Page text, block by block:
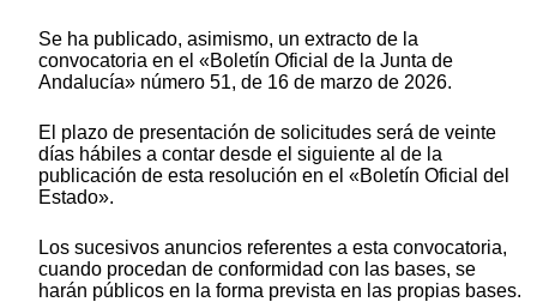
Se ha publicado, asimismo, un extracto de la
convocatoria en el «Boletín Oficial de la Junta de
Andalucía» número 51, de 16 de marzo de 2026.
El plazo de presentación de solicitudes será de veinte
días hábiles a contar desde el siguiente al de la
publicación de esta resolución en el «Boletín Oficial del
Estado».
Los sucesivos anuncios referentes a esta convocatoria,
cuando procedan de conformidad con las bases, se
harán públicos en la forma prevista en las propias bases.